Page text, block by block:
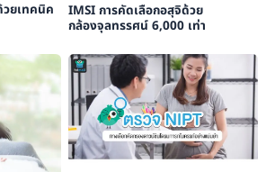
วยเทคนิค
IMSI การคัดเลือกอสุจิด้วย
กล้องจุลทรรศน์ 6,000 เท่า